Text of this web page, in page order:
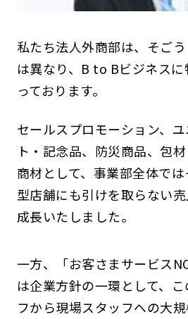
私たち法人外商部は、そご
は異なり、B to Bビジネス
っております。
セールスプロモーション、
ト・記念品、防災商品、包
商材として、事業部全体で
型店舗にも引けを取らない
成長いたしました。
一方、「お客さまサービス
は企業方針の一環として、
フから現場スタッフへの大